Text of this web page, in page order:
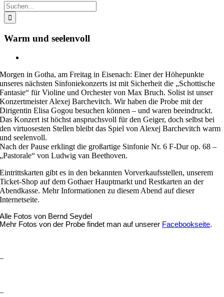
Suche
nach:
Warm und seelenvoll
Bild
Morgen in Gotha, am Freitag in Eisenach: Einer der Höhepunkte
unseres nächsten Sinfoniekonzerts ist mit Sicherheit die „Schottische
Fantasie“ für Violine und Orchester von Max Bruch. Solist ist unser
Konzertmeister Alexej Barchevitch. Wir haben die Probe mit der
Dirigentin Elisa Gogou besuchen können – und waren beeindruckt.
Das Konzert ist höchst anspruchsvoll für den Geiger, doch selbst bei
den virtuosesten Stellen bleibt das Spiel von Alexej Barchevitch warm
und seelenvoll.
Nach der Pause erklingt die großartige Sinfonie Nr. 6 F-Dur op. 68 –
„Pastorale“ von Ludwig van Beethoven.
Eintrittskarten gibt es in den bekannten Vorverkaufsstellen, unserem
Ticket-Shop auf dem Gothaer Hauptmarkt und Restkarten an der
Abendkasse. Mehr Informationen zu diesem Abend auf dieser
Internetseite.
Alle Fotos von Bernd Seydel
Mehr Fotos von der Probe findet man auf unserer Facebookseite.
–
–